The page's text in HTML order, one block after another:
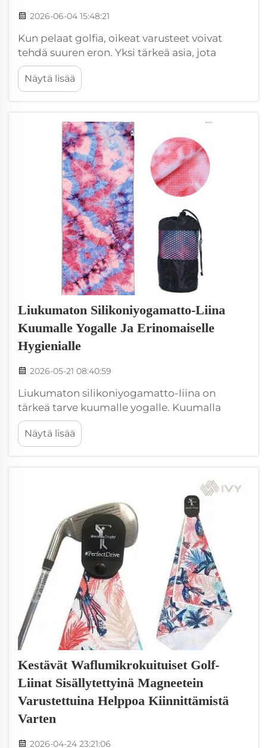
2026-06-04 15:48:21
Kun pelaat golfia, oikeat varusteet voivat
tehdä suuren eron. Yksi tärkeä asia, jota
golffarit pitävät, on räätälöity logollinen
golftuoli. Wxivytextile valmistaa näitä
golftuoleja niin, että voit esittää brändiäsi ja
Tarjoamme myös yhden...
Näytä lisää
Liukumaton Silikoniyogamatto-Liina
Kuumalle Yogalle Ja Erinomaiselle
Hygienialle
2026-05-21 08:40:59
Liukumaton silikoniyogamatto-liina on
tärkeä tarve kuumalle yogalle. Kuumalla
yogalla tarkoitetaan, että tila on kuuma, ja
tämä saa sinut hikoilemaan paljon. Kun
hikoilet, on helppoa liukua tavallisella
silikoniliinat pitävät sinut turvallisena ja
Näytä lisää
Kestävät Waflumikrokuituiset Golf-
Liinat Sisällytettyinä Magneetein
Varustettuina Helppoa Kiinnittämistä
Varten
2026-04-24 23:21:06